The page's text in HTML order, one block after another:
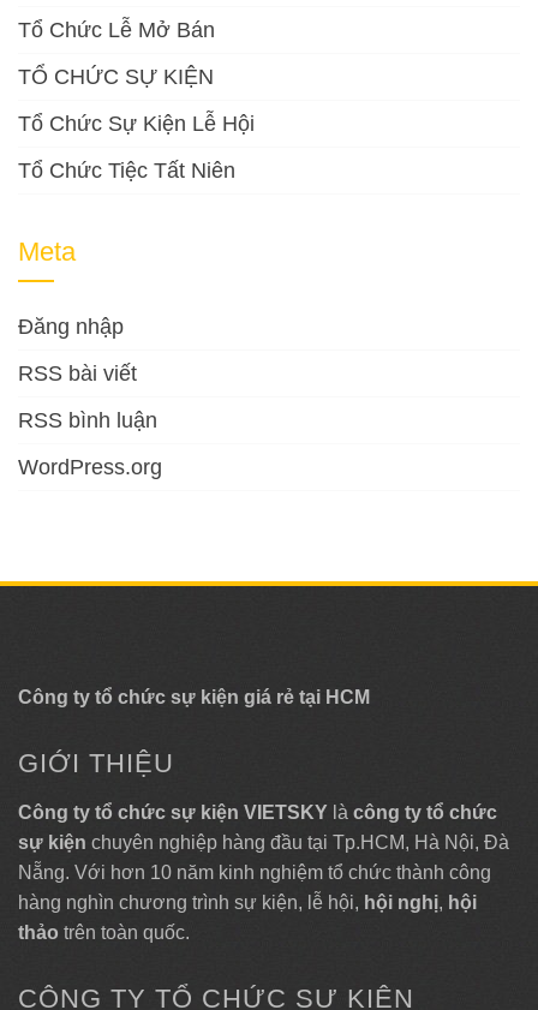
Tổ Chức Lễ Mở Bán
TỔ CHỨC SỰ KIỆN
Tổ Chức Sự Kiện Lễ Hội
Tổ Chức Tiệc Tất Niên
Meta
Đăng nhập
RSS bài viết
RSS bình luận
WordPress.org
Công ty tổ chức sự kiện giá rẻ tại HCM
GIỚI THIỆU
Công ty tổ chức sự kiện VIETSKY là công ty tổ chức
sự kiện chuyên nghiệp hàng đầu tại Tp.HCM, Hà Nội, Đà
Nẵng. Với hơn 10 năm kinh nghiệm tổ chức thành công
hàng nghìn chương trình sự kiện, lễ hội, hội nghị, hội
thảo trên toàn quốc.
CÔNG TY TỔ CHỨC SỰ KIỆN